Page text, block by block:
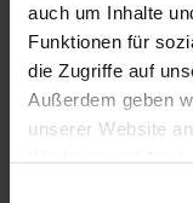
auch um Inhalte
Funktionen für
die Zugriffe auf
Außerdem geben
unserer Website
Werbung und
11.6.2017